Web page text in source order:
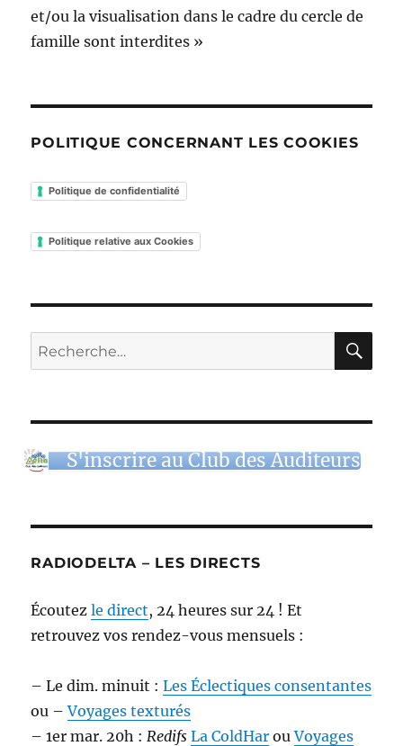
et/ou la visualisation dans le cadre du cercle de
famille sont interdites »
POLITIQUE CONCERNANT LES COOKIES
Politique de confidentialité
Politique relative aux Cookies
Recherche
pour :
S'inscrire au Club des Auditeurs
RADIODELTA – LES DIRECTS
Écoutezle direct, 24 heures sur 24 ! Et
retrouvez vos rendez-vous mensuels :
– Le dim. minuit :Les Éclectiques consentantes
ou –Voyages texturés
– 1er mar. 20h : Redifs La ColdHar ouVoyages